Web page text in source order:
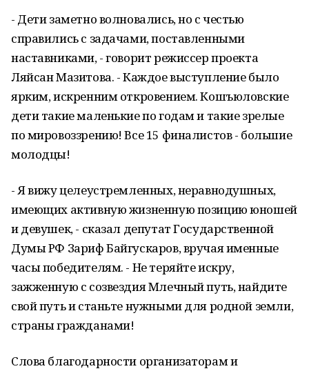
- Дети заметно волновались, но с честью
справились с задачами, поставленными
наставниками, - говорит режиссер проекта
Ляйсан Мазитова. - Каждое выступление было
ярким, искренним откровением. Кошъюловские
дети такие маленькие по годам и такие зрелые
по мировоззрению! Все 15 финалистов - большие
молодцы!
- Я вижу целеустремленных, неравнодушных,
имеющих активную жизненную позицию юношей
и девушек, - сказал депутат Государственной
Думы РФ Зариф Байгускаров, вручая именные
часы победителям. - Не теряйте искру,
зажженную с созвездия Млечный путь, найдите
свой путь и станьте нужными для родной земли,
страны гражданами!
Слова благодарности организаторам и